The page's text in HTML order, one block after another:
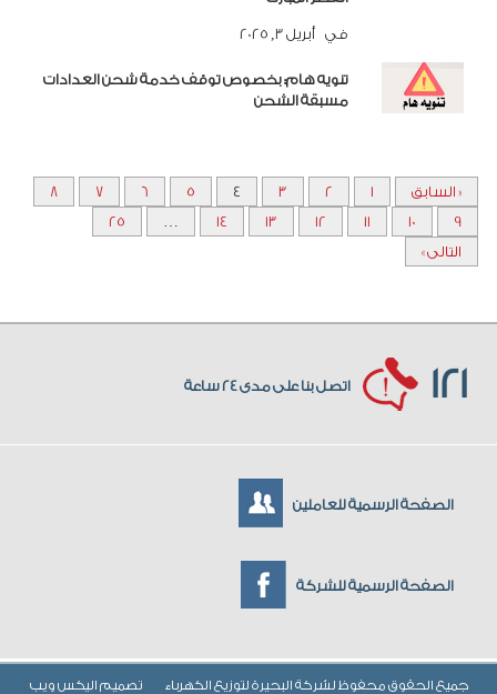
في أبريل 3, 2025
تنويه هام: بخصوص توقف خدمة شحن العدادات
مسبقة الشحن
« السابق 1
2
3
4
5
6
7
8
9
10
11
12
13
14
…
25
التالى »
121 اتصل بنا على مدى 24 ساعة
الصفحة الرسمية للعاملين
الصفحة الرسمية للشركة
جميع الحقوق محفوظ لشركة البحيرة لتوزيع الكهرباء تصميم اليكس ويب